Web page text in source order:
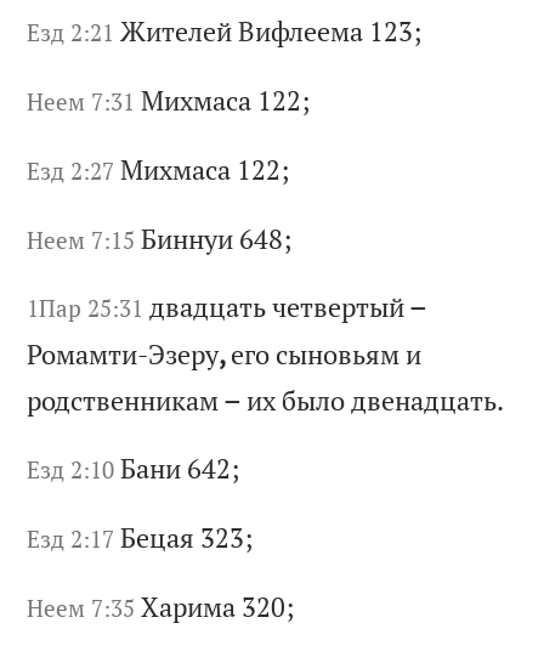
Езд 2:21 ЖителейВифлеема 123;
Неем 7:31 Михмаса 122;
Езд 2:27 Михмаса 122;
Неем 7:15 Биннуи 648;
1Пар 25:31 двадцатьчетвертый–
Ромамти-Эзеру,его сыновьям и
родственникам– ихбылодвенадцать.
Езд 2:10 Бани 642;
Езд 2:17 Бецая 323;
Неем 7:35 Харима 320;